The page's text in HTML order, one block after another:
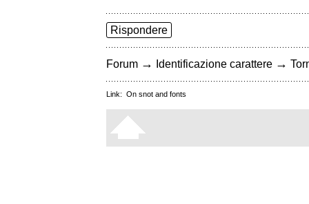
Rispondere
Forum → Identificazione carattere →
Link: On snot and fonts